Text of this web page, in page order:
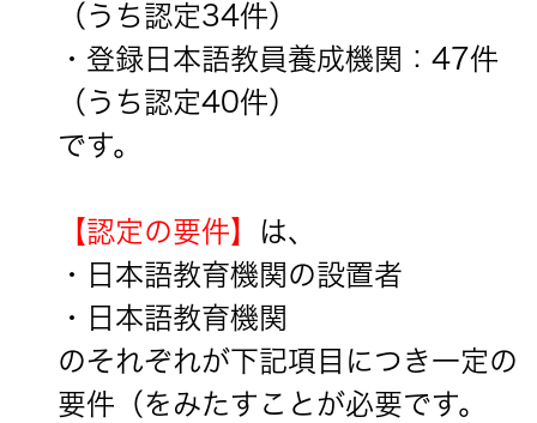
（うち認定34件）
・登録日本語教員養成機関：47件
（うち認定40件）
です。
【認定の要件】
は、
・日本語教育機関の設置者
・日本語教育機関
のそれぞれが下記項目につき一定の
要件（をみたすことが必要です。